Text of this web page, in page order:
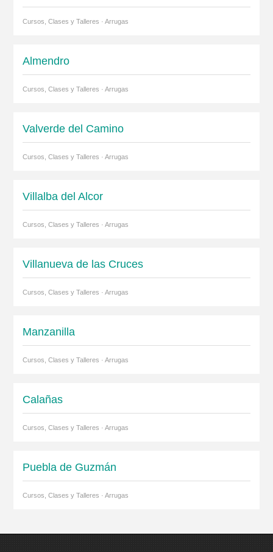
Cursos, Clases y Talleres · Arrugas
Almendro
Cursos, Clases y Talleres · Arrugas
Valverde del Camino
Cursos, Clases y Talleres · Arrugas
Villalba del Alcor
Cursos, Clases y Talleres · Arrugas
Villanueva de las Cruces
Cursos, Clases y Talleres · Arrugas
Manzanilla
Cursos, Clases y Talleres · Arrugas
Calañas
Cursos, Clases y Talleres · Arrugas
Puebla de Guzmán
Cursos, Clases y Talleres · Arrugas